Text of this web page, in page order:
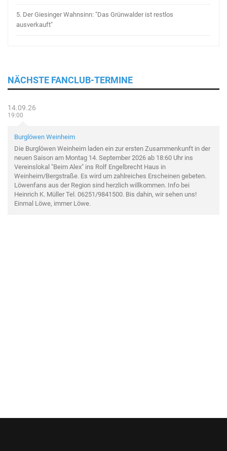
5. Der Giesinger Wahnsinn: "Das Grünwalder ist restlos
ausverkauft"
NÄCHSTE FANCLUB-TERMINE
14.09.26
19:00
Burglöwen Weinheim
Die Burglöwen Weinheim laden ein zur ersten Zusammenkunft in der
neuen Saison am Montag 14. September 2026 ab 18:60 Uhr ins
Vereinslokal "Beim Alex" ins Rolf Engelbrecht Haus in
Weinheim/Bergstraße. Es wird um zahlreiches Erscheinen gebeten.
Löwenfans aus der Region sind herzlich willkommen. Info bei
Heinrich K. Müller Tel. 06251/9841500. Bis dahin, wir sehen uns!
Einmal Löwe, immer Löwe.